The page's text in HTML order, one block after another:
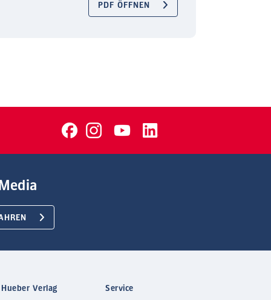
PDF ÖFFNEN
Hueber Verlag Service